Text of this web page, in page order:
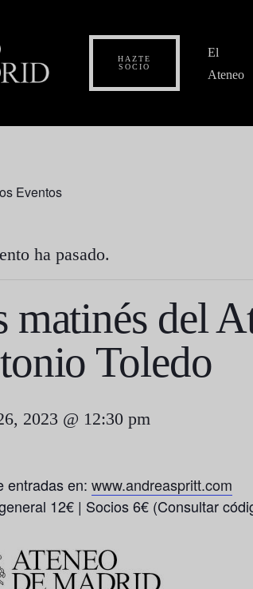
HAZTE
SOCIO
El
Ateneo
Eventos
ha pasado.
matinés del
Toledo
2023 @ 12:30 pm
entradas en: www.andreaspritt.com
12€ | Socios 6€ (Consultar